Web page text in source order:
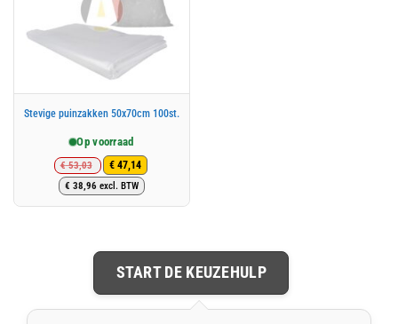
Stevige puinzakken 50x70cm 100st.
Op voorraad
€53,03
Oorspronkelijke
prijs
was:
€ 47,14
Huidige
prijs
is:
€ 38,96 excl. BTW
START DE KEUZEHULP